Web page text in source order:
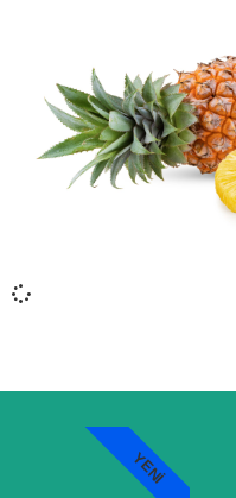
YENI